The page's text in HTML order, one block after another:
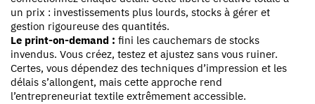
un prix : investissements plus lourds, stocks à gérer et
gestion rigoureuse des quantités.
Le print-on-demand : fini les cauchemars de stocks
invendus. Vous créez, testez et ajustez sans vous ruiner.
Certes, vous dépendez des techniques d’impression et les
délais s’allongent, mais cette approche rend
l’entrepreneuriat textile extrêmement accessible.